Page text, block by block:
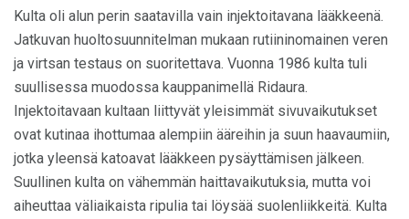
Kulta oli alun perin saatavilla vain injektoitavana lääkkeenä.
Jatkuvan huoltosuunnitelman mukaan rutiininomainen veren
ja virtsan testaus on suoritettava. Vuonna 1986 kulta tuli
suullisessa muodossa kauppanimellä Ridaura.
Injektoitavaan kultaan liittyvät yleisimmät sivuvaikutukset
ovat kutinaa ihottumaa alempiin ääreihin ja suun haavaumiin,
jotka yleensä katoavat lääkkeen pysäyttämisen jälkeen.
Suullinen kulta on vähemmän haittavaikutuksia, mutta voi
aiheuttaa väliaikaista ripulia tai löysää suolenliikkeitä. Kulta